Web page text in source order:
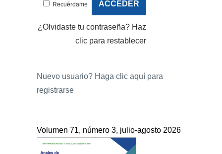
Recuérdame
¿Olvidaste tu contraseña? Haz
clic para restablecer
Nuevo usuario? Haga clic aquí para
registrarse
Volumen 71, número 3, julio-agosto 2026